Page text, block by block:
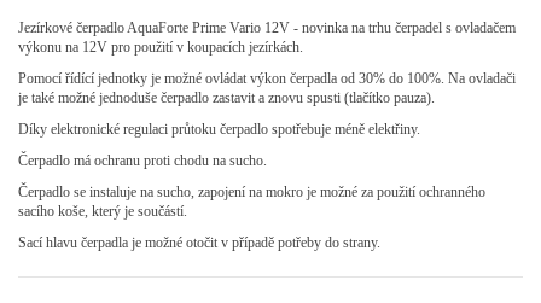
Jezírkové čerpadlo AquaForte Prime Vario 12V - novinka na trhu čerpadel s ovladačem
výkonu na 12V pro použití v koupacích jezírkách.
Pomocí řídící jednotky je možné ovládat výkon čerpadla od 30% do 100%. Na ovladači
je také možné jednoduše čerpadlo zastavit a znovu spusti (tlačítko pauza).
Díky elektronické regulaci průtoku čerpadlo spotřebuje méně elektřiny.
Čerpadlo má ochranu proti chodu na sucho.
Čerpadlo se instaluje na sucho, zapojení na mokro je možné za použití ochranného
sacího koše, který je součástí.
Sací hlavu čerpadla je možné otočit v případě potřeby do strany.